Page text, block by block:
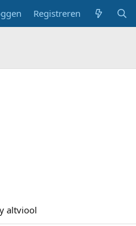
Registreren
altviool